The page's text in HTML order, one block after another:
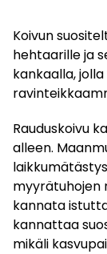
Koivun
hehtaarille ja
kankaalla,
Rauduskoivu
alleen.
myyrätuhojen
kannata
kannattaa
mikäli